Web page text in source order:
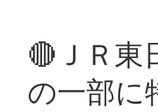
🔴ＪＲ東
の一部に